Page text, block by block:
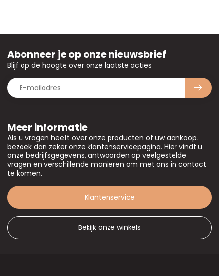
Meer informatie
Als u vragen heeft over onze producten of uw aankoop,
bezoek dan zeker onze klantenservicepagina. Hier vindt u
onze bedrijfsgegevens, antwoorden op veelgestelde
vragen en verschillende manieren om met ons in contact
te komen.
Klantenservice
Bekijk onze winkels
Abonneer je op onze nieuwsbrief
Blijf op de hoogte over onze laatste acties